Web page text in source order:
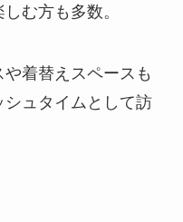
む方も多数。
着替えスペースも
ュタイムとして訪